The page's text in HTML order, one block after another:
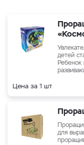
детей
Ребенок
Цена за 1 шт
для